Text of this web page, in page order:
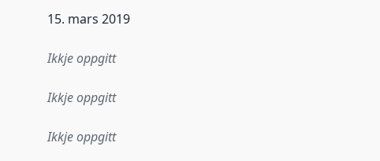
15. mars 2019
Ikkje oppgitt
Ikkje oppgitt
Ikkje oppgitt